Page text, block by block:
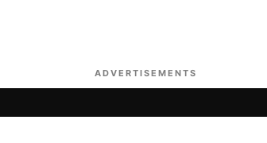
ADVERTISEMENTS